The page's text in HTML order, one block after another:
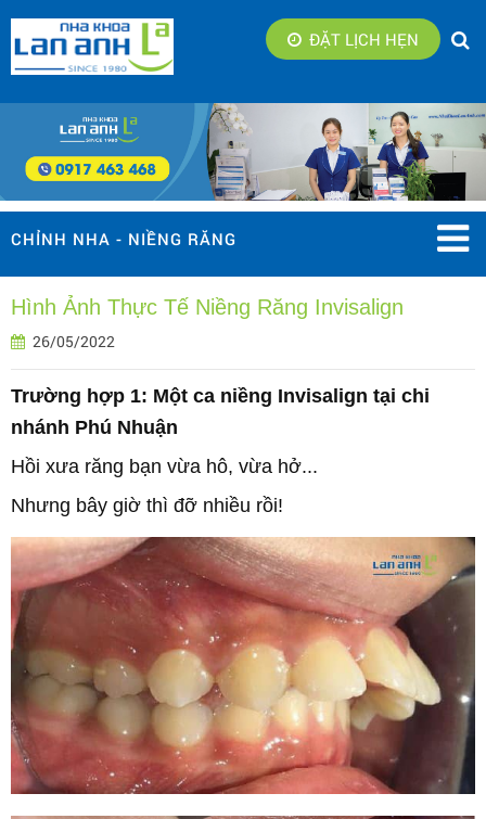
ĐẶT LỊCH HẸN
CHỈNH NHA - NIỀNG RĂNG
Hình Ảnh Thực Tế Niềng Răng Invisalign
26/05/2022
Trường hợp 1: Một ca niềng Invisalign tại chi
nhánh Phú Nhuận
Hồi xưa răng bạn vừa hô, vừa hở...
Nhưng bây giờ thì đỡ nhiều rồi!